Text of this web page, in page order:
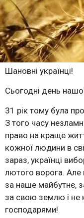
Шановні українці!
Сьогодні день
31 рік тому була
З того часу
право на краще
кожної людини в
зараз, українці
лютого ворога.
за наше майбутнє,
за свою землю і не
господарями!